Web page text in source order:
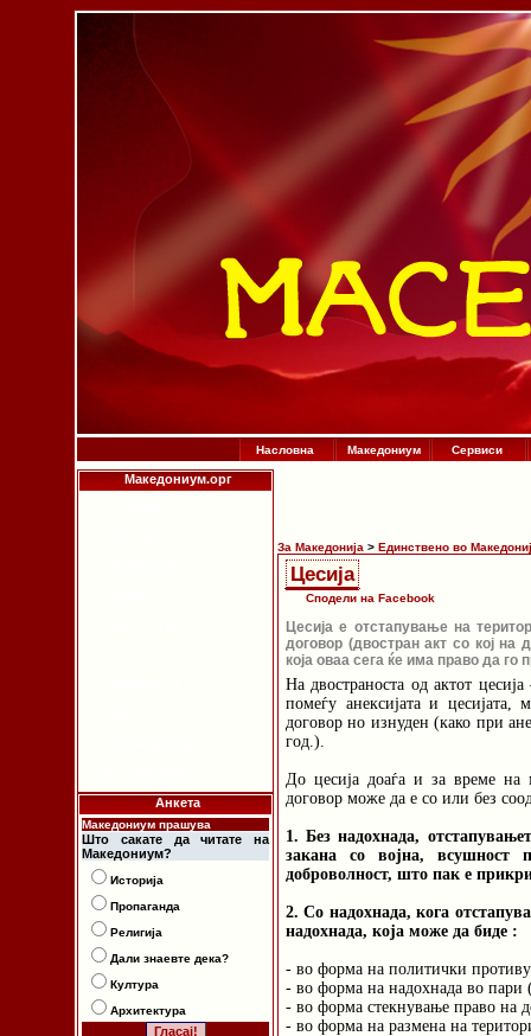
Насловна Македониум Сервиси
Македониум.орг
Анкета
Македониум прашува
Што сакате да читате на
Македониум?
Историја
Пропаганда
Религија
Дали знаевте дека?
Култура
Архитектура
За Македонија > Единствено во
Цесија
Сподели на Facebook
Цесија е отстапување на
договор (двостран акт со кој на
која оваа сега ќе има право да го
На двостраноста од актот
помеѓу анексијата и
договор но изнуден (како при
год.).
До цесија доаѓа и за време на
договор може да е со или без
1. Без надохнада,
закана со војна, всушност
доброволност, што пак е
2. Со надохнада, кога
надохнада, која може да биде :
- во форма на политички
- во форма на надохнада во пари
- во форма стекнување право на
- во форма на размена на